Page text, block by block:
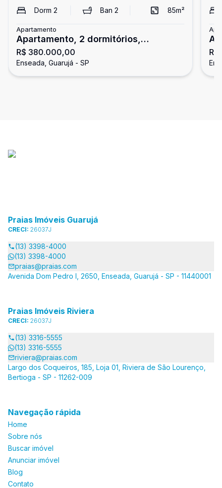
Dorm 2 Ban2 85m²
Apartamento
Apartamento, 2 dormitórios,
Enseada, Guarujá
R$ 380.000,00
Enseada, Guarujá - SP
Praias Imóveis Guarujá
CRECI: 26037J
(13) 3398-4000
(13) 3398-4000
praias@praias.com
Avenida Dom Pedro I, 2650, Enseada, Guarujá - SP - 11440001
Praias Imóveis Riviera
CRECI: 26037J
(13) 3316-5555
(13) 3316-5555
riviera@praias.com
Largo dos Coqueiros, 185, Loja 01, Riviera de São Lourenço,
Bertioga - SP - 11262-009
Navegação rápida
Home
Sobre nós
Buscar imóvel
Anunciar imóvel
Blog
Contato